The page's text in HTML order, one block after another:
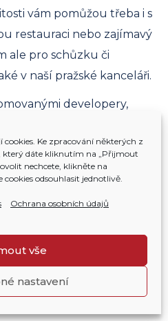
Ke zpracování některých z
který dáte kliknutím na „Přijmout
nechcete, klikněte na
odsouhlasit jednotlivě.
Ochrana osobních údajů
vše
nastavení
vám pomůžou třeba i s
restauraci nebo zajímavý
ale pro schůzku či
v naší pražské kanceláři.
developery,
provizi.
nemovitost, která
vám i pokud přemýšlíte o